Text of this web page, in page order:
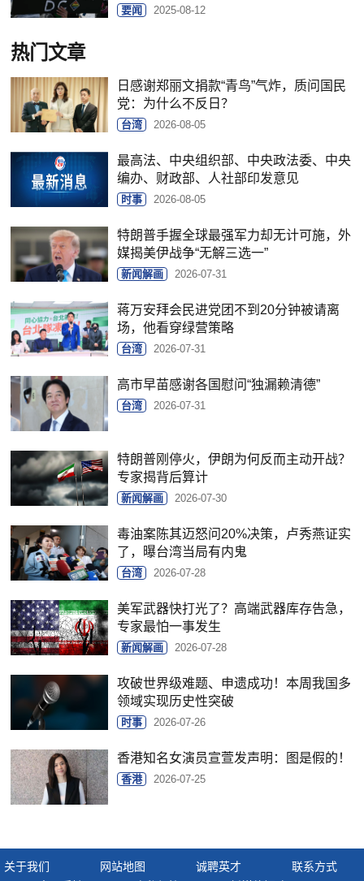
要闻 2025-08-12
热门文章
日感谢郑丽文捐款“青鸟”气炸，质问国民
党：为什么不反日？
台湾 2026-08-05
最高法、中央组织部、中央政法委、中央
编办、财政部、人社部印发意见
时事 2026-08-05
特朗普手握全球最强军力却无计可施，外
媒揭美伊战争“无解三选一”
新闻解画 2026-07-31
蒋万安拜会民进党团不到20分钟被请离
场，他看穿绿营策略
台湾 2026-07-31
高市早苗感谢各国慰问“独漏赖清德”
台湾 2026-07-31
特朗普刚停火，伊朗为何反而主动开战？
专家揭背后算计
新闻解画 2026-07-30
毒油案陈其迈怒问20%决策，卢秀燕证实
了，曝台湾当局有内鬼
台湾 2026-07-28
美军武器快打光了？高端武器库存告急，
专家最怕一事发生
新闻解画 2026-07-28
攻破世界级难题、申遗成功！本周我国多
领域实现历史性突破
时事 2026-07-26
香港知名女演员宣萱发声明：图是假的！
香港 2026-07-25
关于我们 网站地图 诚聘英才
联系方式